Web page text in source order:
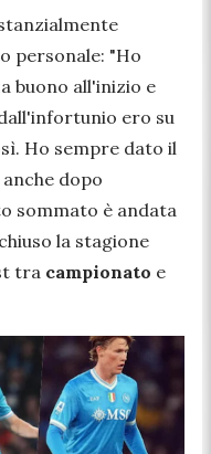
personale: "Ho
buono all'inizio e
ero su
Ho sempre dato il
dopo
sommato è andata
la stagione
tra campionato e